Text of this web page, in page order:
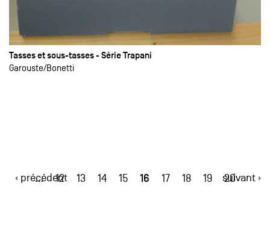
Tasses et sous-tasses - Série Trapani
Garouste Bonetti
‹ précédent
… 12 13 14 15 16 17 18 19 20
suivant ›